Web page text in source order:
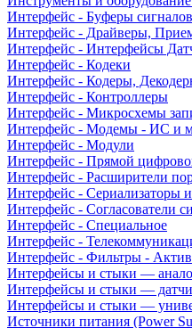
Интерфейс - Буферы
Интерфейс - Драйверы,
Интерфейс - Интерфейсы
Интерфейс - Кодеки
Интерфейс - Кодеры,
Интерфейс - Контроллеры
Интерфейс - Микросхемы
Интерфейс - Модемы - ИС и
Интерфейс - Модули
Интерфейс - Прямой
Интерфейс - Расширители
Интерфейс - Сериализаторы
Интерфейс - Согласователи
Интерфейс - Специальное
Интерфейс -
Интерфейс - Фильтры -
Интерфейсы и стыки —
Интерфейсы и стыки —
Интерфейсы и стыки —
Источники питания (Power